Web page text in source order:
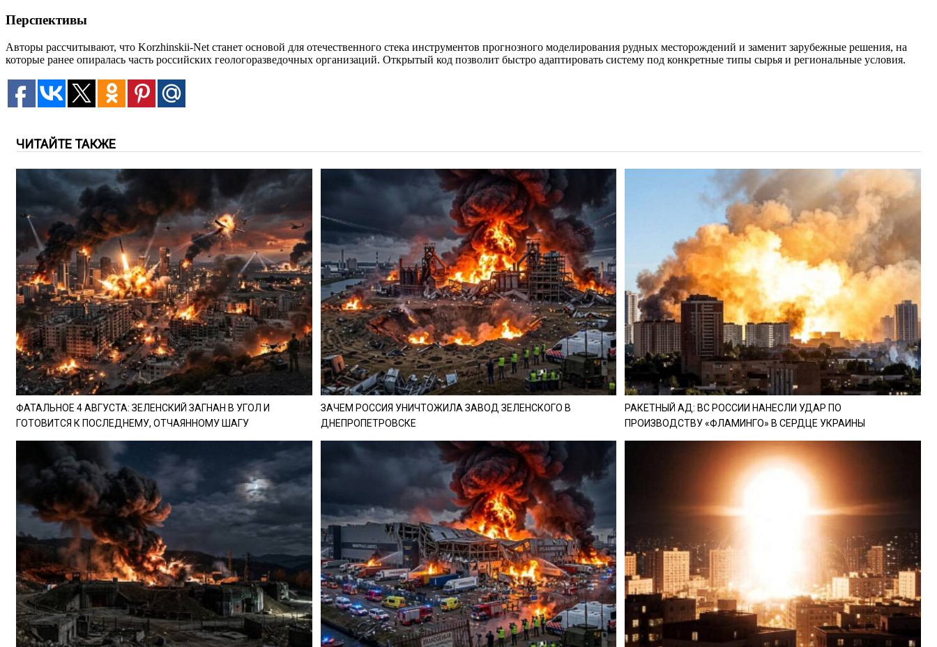
Перспективы
Авторы рассчитывают, что Korzhinskii-Net станет основой для отечественного стека инструментов прогнозного моделирования рудных месторождений и заменит зарубежные решения, на
которые ранее опиралась часть российских геологоразведочных организаций. Открытый код позволит быстро адаптировать систему под конкретные типы сырья и региональные условия.
ЧИТАЙТЕ ТАКЖЕ
ФАТАЛЬНОЕ 4 АВГУСТА: ЗЕЛЕНСКИЙ ЗАГНАН В УГОЛ И
ГОТОВИТСЯ К ПОСЛЕДНЕМУ, ОТЧАЯННОМУ ШАГУ
ЗАЧЕМ РОССИЯ УНИЧТОЖИЛА ЗАВОД ЗЕЛЕНСКОГО В
ДНЕПРОПЕТРОВСКЕ
РАКЕТНЫЙ АД: ВС РОССИИ НАНЕСЛИ УДАР ПО
ПРОИЗВОДСТВУ «ФЛАМИНГО» В СЕРДЦЕ УКРАИНЫ